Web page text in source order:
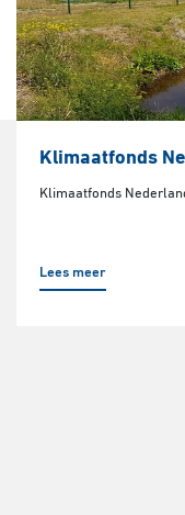
Klimaatfonds
Lees meer